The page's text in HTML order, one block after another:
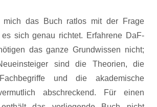
mich das Buch ratlos mit der Frage
sich genau richtet. Erfahrene DaF-
das ganze Grundwissen nicht;
sind die Theorien, die
und die akademische
abschreckend. Für einen